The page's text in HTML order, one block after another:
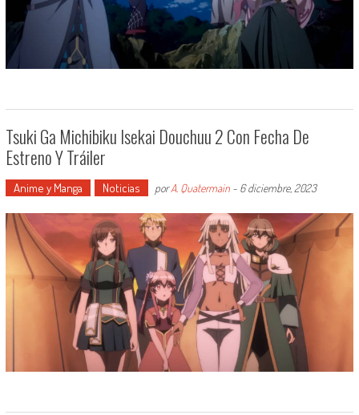
Tsuki Ga Michibiku Isekai Douchuu 2 Con Fecha De
Estreno Y Tráiler
Anime y Manga Noticias porA. Quatermain- 6 diciembre, 2023